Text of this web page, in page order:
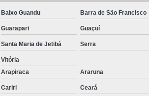
Equipamentos para Laticínios
Queijomatic 1000 Litros
Queijomatic 200 Litros
Queijomatic 5000 Litros
Queijomatic Usada
Filtro de Leite
Baixo Guandu Barra de São Francisco
Guarapari Guaçuí
Santa Maria de Jetibá Serra
Vitória
Arapiraca Araruna
Cariri Ceará